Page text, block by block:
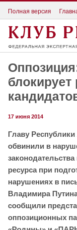
Полная версия
блокирует
17 июня 2014
Главу
обвинили в
ресурса при
нарушениях в
Владимира
сообщили
оппозиционных